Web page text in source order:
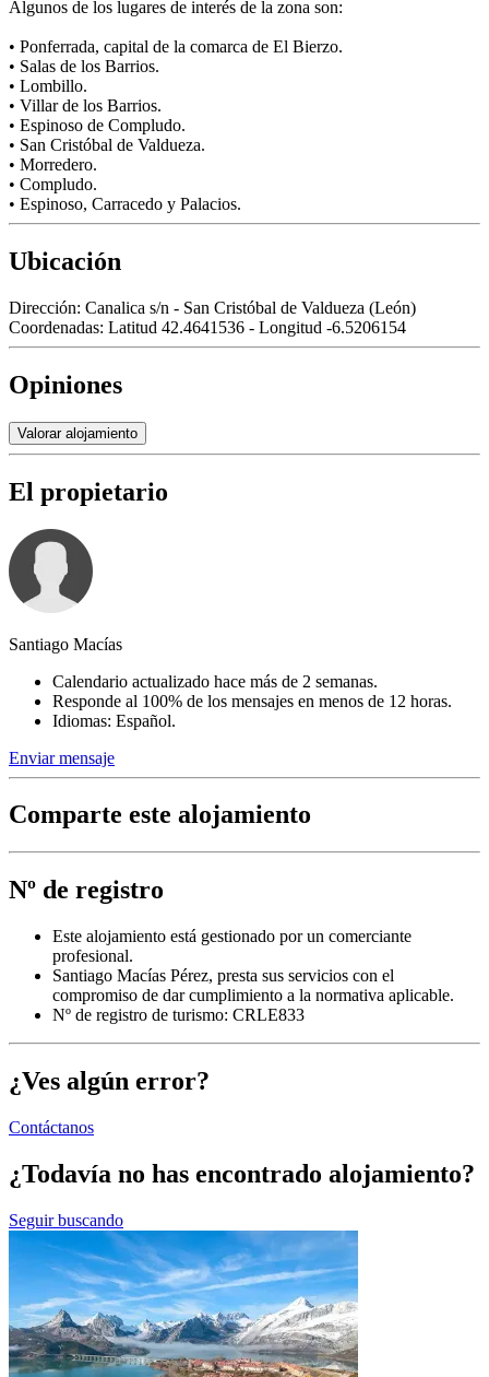
Algunos de los lugares de interés de la zona son:
• Ponferrada, capital de la comarca de El Bierzo.
• Salas de los Barrios.
• Lombillo.
• Villar de los Barrios.
• Espinoso de Compludo.
• San Cristóbal de Valdueza.
• Morredero.
• Compludo.
• Espinoso, Carracedo y Palacios.
Ubicación
Dirección: Canalica s/n - San Cristóbal de Valdueza (León)
Coordenadas: Latitud 42.4641536 - Longitud -6.5206154
Opiniones
Valorar alojamiento
El propietario
Santiago Macías
Calendario actualizado hace más de 2 semanas.
Responde al 100% de los mensajes en menos de 12 horas.
Idiomas: Español.
Enviar mensaje
Comparte este alojamiento
Nº de registro
Este alojamiento está gestionado por un comerciante
profesional.
Santiago Macías Pérez, presta sus servicios con el
compromiso de dar cumplimiento a la normativa aplicable.
Nº de registro de turismo: CRLE833
¿Ves algún error?
Contáctanos
¿Todavía no has encontrado alojamiento?
Seguir buscando